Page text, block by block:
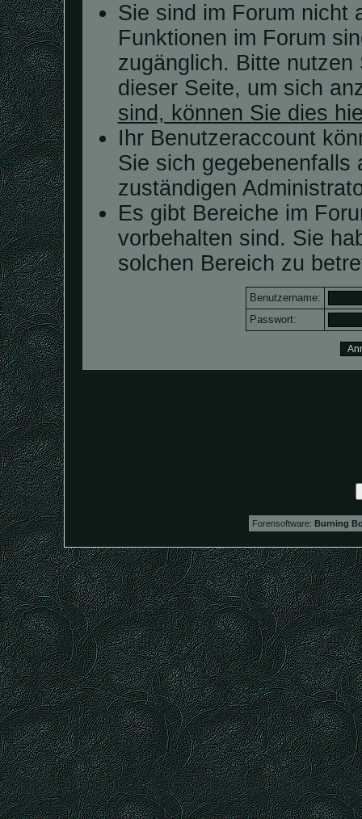
Sie sind im Forum nicht
Funktionen im Forum
zugänglich. Bitte
dieser Seite, um sich
sind, können Sie dies
Ihr Benutzeraccount
Sie sich gegebenenfalls
zuständigen
Es gibt Bereiche im
vorbehalten sind. Sie
solchen Bereich zu
Benutzername:
Passwort:
Forensoftware: Burning